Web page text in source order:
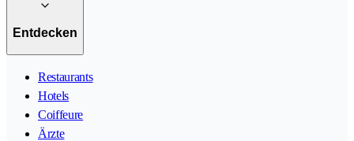
Entdecken
Restaurants
Hotels
Coiffeure
Ärzte